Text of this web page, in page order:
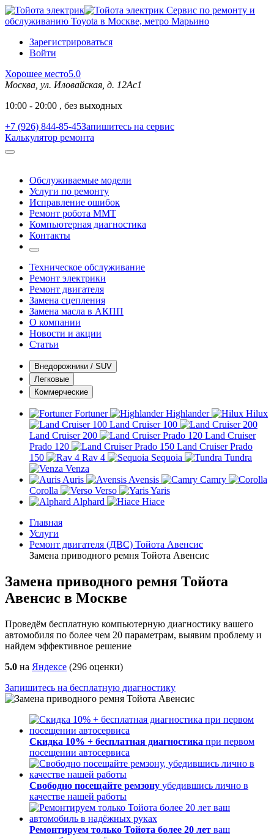
Сервис по ремонту и
обслуживанию Toyota в Москве, метро Марьино
Зарегистрироваться
Войти
Хорошее место5.0
Москва, ул. Иловайская, д. 12Ас1
10:00 - 20:00 , без выходных
+7 (926) 844-85-45Запишитесь на сервис
Калькулятор ремонта
Обслуживаемые модели
Услуги по ремонту
Исправление ошибок
Ремонт робота MMT
Компьютерная диагностика
Контакты
Техническое обслуживание
Ремонт электрики
Ремонт двигателя
Замена сцепления
Замена масла в АКПП
О компании
Новости и акции
Статьи
Внедорожники / SUV
Легковые
Коммерческие
Fortuner Highlander
Hilux
Land Cruiser 100
Land Cruiser 200
Land Cruiser
Prado 120
Land Cruiser Prado
150
Rav 4 Sequoia
Tundra
Venza
Auris
Avensis
Camry
Corolla
Verso
Yaris
Alphard
Hiace
Главная
Услуги
Ремонт двигателя (ДВС) Тойота Авенсис
Замена приводного ремня Тойота Авенсис
Замена приводного ремня Тойота
Авенсис в Москве
Проведём бесплатную компьютерную диагностику вашего
автомобиля по более чем 20 параметрам, выявим проблему и
найдем эффективное решение
5.0 на Яндексе (296 оценки)
Запишитесь на бесплатную диагностику
Скидка 10% + бесплатная диагностика при первом
посещении автосервиса
Свободно посещайте ремзону убедившись лично в
качестве нашей работы
Ремонтируем только Тойота более 20 лет ваш